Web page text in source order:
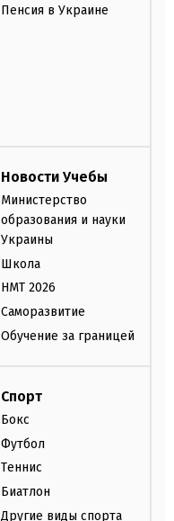
Пенсия в Украине
Новости Учебы
Министерство
образования и науки
Украины
Школа
НМТ 2026
Саморазвитие
Обучение за границей
Спорт
Бокс
Футбол
Теннис
Биатлон
Другие виды спорта